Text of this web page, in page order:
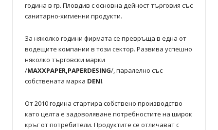
година в гр. Пловдив с основна дейност търговия със
санитарно-хигиенни продукти.
За няколко години фирмата се превръща в една от
водещите компании в този сектор. Развива успешно
няколко търговски марки
/MAXXPAPER,PAPERDESING/, паралелно със
собствената марка DENI.
От 2010 година стартира собствено производство
като целта е задоволяване потребностите на широк
кръг от потребители. Продуктите се отличават с